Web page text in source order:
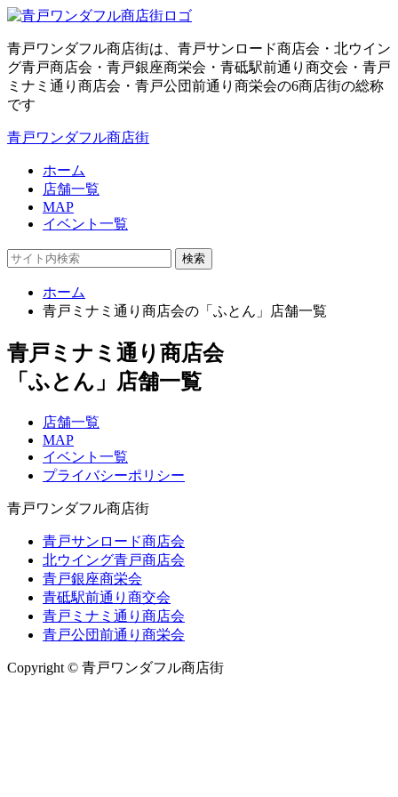
青戸ワンダフル商店街は、青戸サンロード商店会・北ウイン
グ青戸商店会・青戸銀座商栄会・青砥駅前通り商交会・青戸
ミナミ通り商店会・青戸公団前通り商栄会の6商店街の総称
です
青戸ワンダフル商店街
ホーム
店舗一覧
MAP
イベント一覧
検索
ホーム
青戸ミナミ通り商店会の「ふとん」店舗一覧
青戸ミナミ通り商店会
「ふとん」店舗一覧
店舗一覧
MAP
イベント一覧
プライバシーポリシー
青戸ワンダフル商店街
青戸サンロード商店会
北ウイング青戸商店会
青戸銀座商栄会
青砥駅前通り商交会
青戸ミナミ通り商店会
青戸公団前通り商栄会
Copyright © 青戸ワンダフル商店街